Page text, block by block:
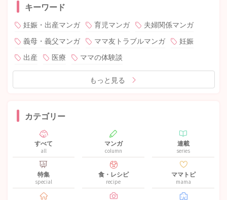
キーワード
妊娠・出産マンガ 育児マンガ
夫婦関係マンガ
義母・義父マンガ
ママ友トラブルマンガ
妊娠
出産
医療 ママの体験談
もっと見る
カテゴリー
すべて
all
マンガ
column
連載
series
特集
special
食・レシピ
recipe
ママトピ
mama